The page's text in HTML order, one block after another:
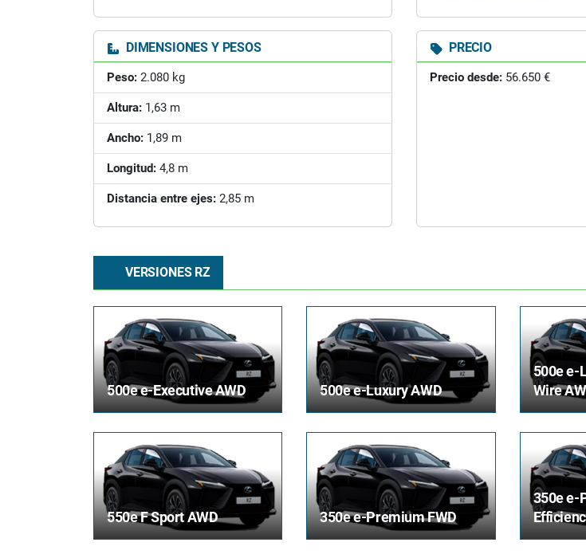
DIMENSIONES Y PESOS
Peso: 2.080 kg
Altura: 1,63 m
Ancho: 1,89 m
Longitud: 4,8 m
Distancia entre ejes: 2,85 m
PRECIO
Precio desde: 56.650 €
VERSIONES RZ
500e e-Executive AWD 500e e-Luxury AWD
500e e-
Wire
550e F Sport AWD 350e e-Premium FWD
350e e-